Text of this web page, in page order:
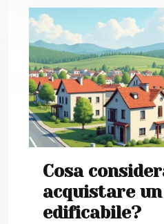
Cosa
acquistare
edificabile?